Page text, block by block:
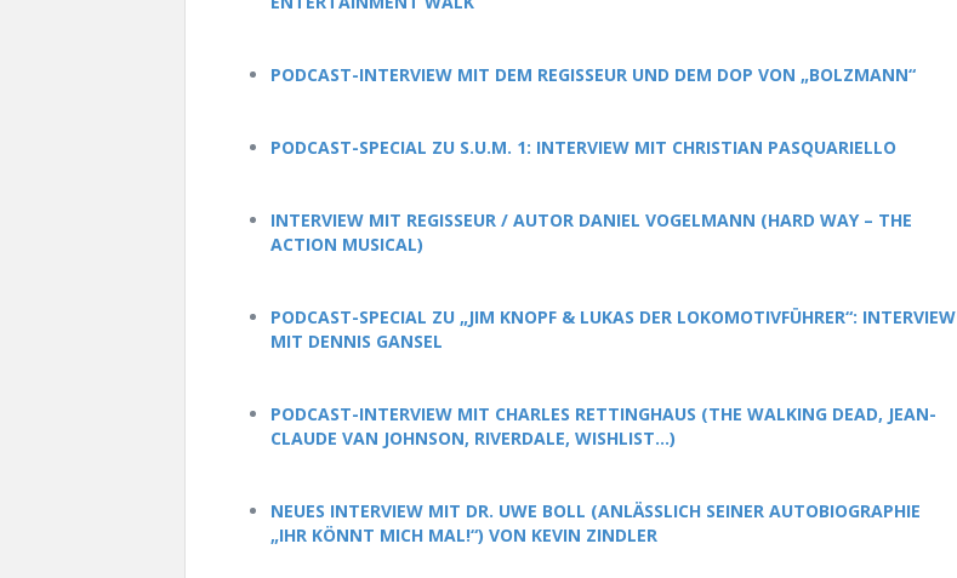
PODCAST-INTERVIEW MIT DEM REGISSEUR UND DEM DOP VON „BOLZMANN“
PODCAST-SPECIAL ZU S.U.M. 1: INTERVIEW MIT CHRISTIAN PASQUARIELLO
INTERVIEW MIT REGISSEUR / AUTOR DANIEL VOGELMANN (HARD WAY – THE
ACTION MUSICAL)
PODCAST-SPECIAL ZU „JIM KNOPF & LUKAS DER LOKOMOTIVFÜHRER“: INTERVIEW
MIT DENNIS GANSEL
PODCAST-INTERVIEW MIT CHARLES RETTINGHAUS (THE WALKING DEAD, JEAN-
CLAUDE VAN JOHNSON, RIVERDALE, WISHLIST…)
NEUES INTERVIEW MIT DR. UWE BOLL (ANLÄSSLICH SEINER AUTOBIOGRAPHIE
„IHR KÖNNT MICH MAL!“) VON KEVIN ZINDLER